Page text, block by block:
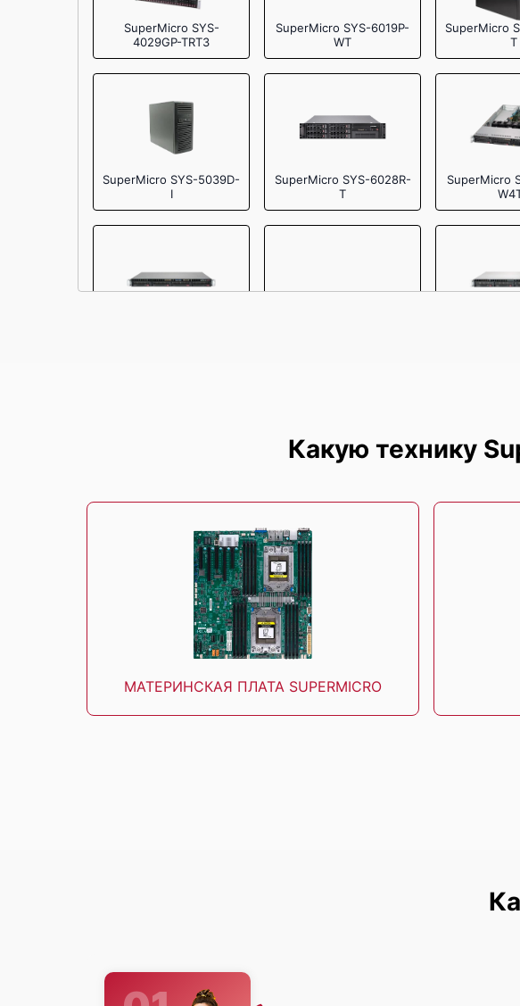
SuperMicro SYS-
4029GP-TRT3
SuperMicro SYS-6019P-
WT
SuperMicro
T
SuperMicro SYS-5039D-
I
SuperMicro SYS-6028R-
T
SuperMicro
Какую технику
МАТЕРИНСКАЯ ПЛАТА SUPERMICRO